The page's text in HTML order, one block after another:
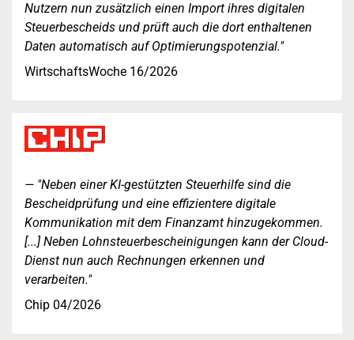
Nutzern nun zusätzlich einen Import ihres digitalen
Steuerbescheids und prüft auch die dort enthaltenen
Daten automatisch auf Optimierungspotenzial."
WirtschaftsWoche 16/2026
"Neben einer KI-gestützten Steuerhilfe sind die
Bescheidprüfung und eine effizientere digitale
Kommunikation mit dem Finanzamt hinzugekommen.
[...] Neben Lohnsteuerbescheinigungen kann der Cloud-
Dienst nun auch Rechnungen erkennen und
verarbeiten."
Chip 04/2026